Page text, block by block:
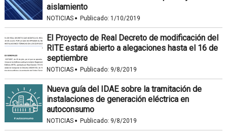
aislamiento
NOTICIAS · Publicado: 1/10/2019
El Proyecto de Real Decreto de modificación del
RITE estará abierto a alegaciones hasta el 16 de
septiembre
NOTICIAS · Publicado: 9/8/2019
Nueva guía del IDAE sobre la tramitación de
instalaciones de generación eléctrica en
autoconsumo
NOTICIAS · Publicado: 9/8/2019